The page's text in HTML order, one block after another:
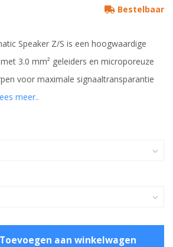
Bestelbaar
Speaker Z/S is een hoogwaardige
3.0 mm² geleiders en microporeuze
voor maximale signaaltransparantie
meer..
Toevoegen aan winkelwagen